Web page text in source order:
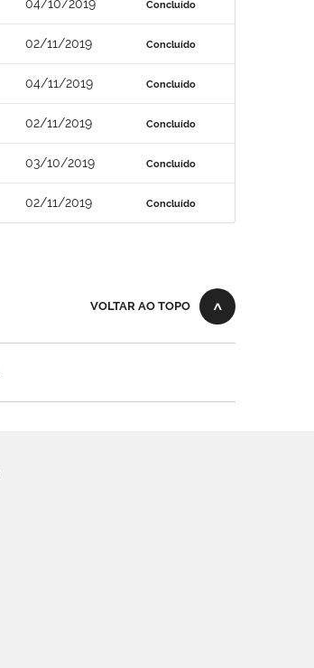
04/10/2019 Concluído
02/11/2019 Concluído
04/11/2019 Concluído
02/11/2019 Concluído
03/10/2019 Concluído
02/11/2019 Concluído
VOLTAR AO TOPO